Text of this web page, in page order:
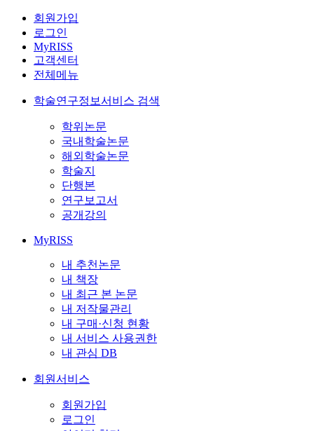
회원가입
로그인
MyRISS
고객센터
전체메뉴
학술연구정보서비스 검색
학위논문
국내학술논문
해외학술논문
학술지
단행본
연구보고서
공개강의
MyRISS
내 추천논문
내 책장
내 최근 본 논문
내 저작물관리
내 구매·신청 현황
내 서비스 사용권한
내 관심 DB
회원서비스
회원가입
로그인